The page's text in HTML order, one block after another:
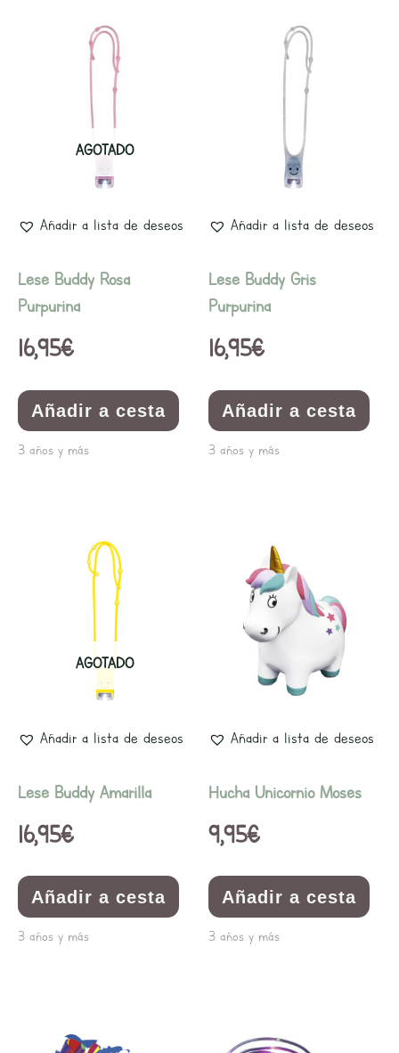
AGOTADO
Añadir a lista de deseos
Lese Buddy Rosa
Purpurina
16,95€
Añadir a cesta
3 años y más
Añadir a lista de deseos
Lese Buddy Gris
Purpurina
16,95€
Añadir a cesta
3 años y más
AGOTADO
Añadir a lista de deseos
Lese Buddy Amarilla
16,95€
Añadir a cesta
3 años y más
Añadir a lista de deseos
Hucha Unicornio Moses
9,95€
Añadir a cesta
3 años y más